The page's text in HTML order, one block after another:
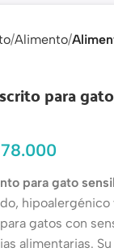
Alimento
para
para gato
hipoalergénico
gatos con
alimentarias.